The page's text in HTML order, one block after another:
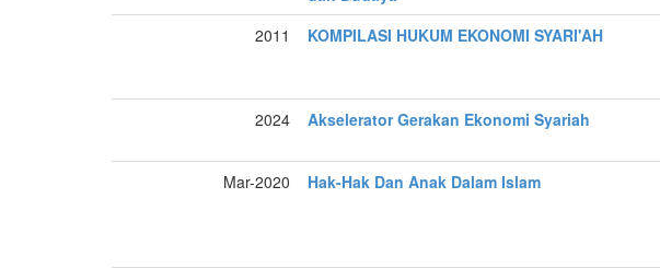
2011 KOMPILASI HUKUM EKONOMI SYARI'AH
2024 Akselerator Gerakan Ekonomi Syariah
Mar-2020 Hak-Hak Dan Anak Dalam Islam